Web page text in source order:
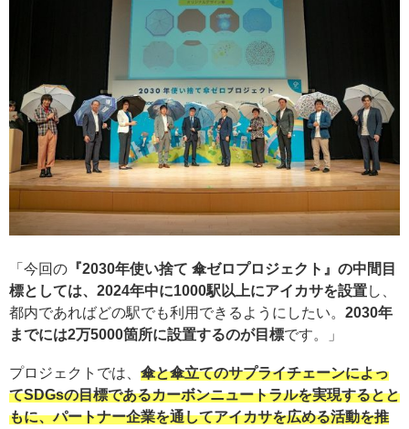
「今回の 『2030年使い捨て 傘ゼロプロジェクト』の中間目
標としては、 2024年中に1000駅以上にアイカサを設置し、
都内であればどの駅でも利用できるようにしたい。 2030年
までには2万5000箇所に設置するのが目標です。」
プロジェクトでは、 傘と傘立てのサプライチェーンによっ
てSDGsの目標であるカーボンニュートラルを実現するとと
もに、パートナー企業を通してアイカサを広める活動を推